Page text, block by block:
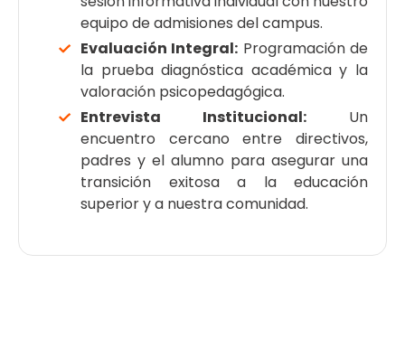
equipo de admisiones del campus.
Evaluación Integral: Programación de
la prueba diagnóstica académica y la
valoración psicopedagógica.
Entrevista Institucional: Un
encuentro cercano entre directivos,
padres y el alumno para asegurar una
transición exitosa a la educación
superior y a nuestra comunidad.